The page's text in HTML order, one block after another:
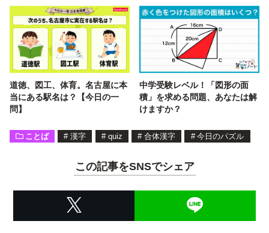
道徳、図工、体育。名古屋に本
当にある駅名は？【今日の一
問】
中学受験レベル！「図形の面
積」を求める問題、あなたは解
けますか？
ことば # 漢字 # quiz # 合体漢字 # 今日のパズル
この記事をSNSでシェア